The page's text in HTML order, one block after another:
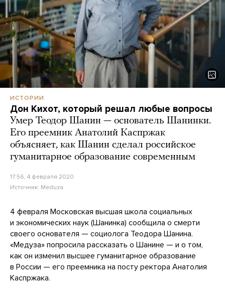
ИСТОРИИ
Дон Кихот, который решал любые вопросы
Умер Теодор Шанин — основатель Шанинки.
Его преемник Анатолий Каспржак
объясняет, как Шанин сделал российское
гуманитарное образование современным
17:56, 4 февраля 2020
Источник: Meduza
4 февраля Московская высшая школа социальных
и экономических наук (Шанинка) сообщила о смерти
своего основателя — социолога Теодора Шанина.
«Медуза» попросила рассказать о Шанине — и о том,
как он изменил высшее гуманитарное образование
в России — его преемника на посту ректора Анатолия
Каспржака.